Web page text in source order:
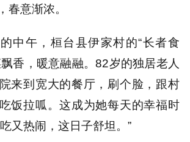
春意渐浓。
中午，桓台县伊家村的“长者食
香，暖意融融。82岁的独居老人
来到宽大的餐厅，刷个脸，跟村
饭拉呱。这成为她每天的幸福时
又热闹，这日子舒坦。”